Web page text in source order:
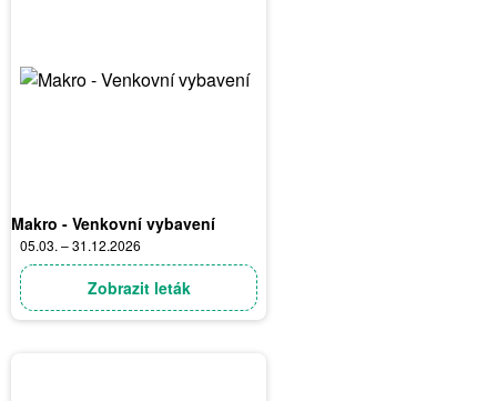
Makro - Venkovní vybavení
05.03. – 31.12.2026
Zobrazit leták